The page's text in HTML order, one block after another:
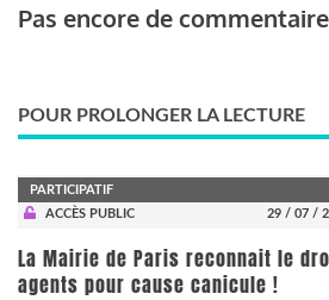
Pas encore de
POUR PROLONGER LA LECTURE
PARTICIPATIF
ACCÈS PUBLIC
29 / 07 /
La Mairie de Paris reconnait le
agents pour cause canicule !